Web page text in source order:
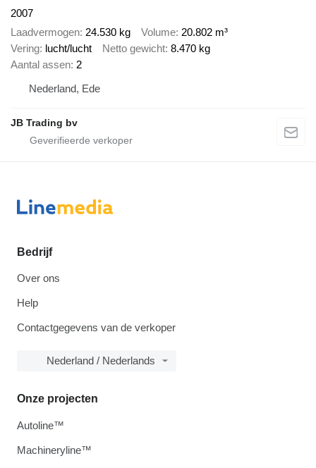
2007
Laadvermogen 24.530 kg Volume 20.802 m³
Vering lucht/lucht Netto gewicht 8.470 kg
Aantal assen 2
Nederland, Ede
JB Trading bv
Bedrijf
Over ons
Help
Contactgegevens van de verkoper
Nederland / Nederlands
Onze projecten
Autoline™
Machineryline™